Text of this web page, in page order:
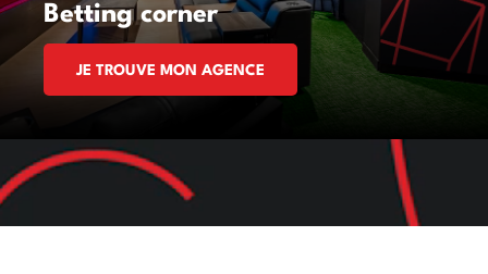
Betting corner
JE TROUVE MON AGENCE